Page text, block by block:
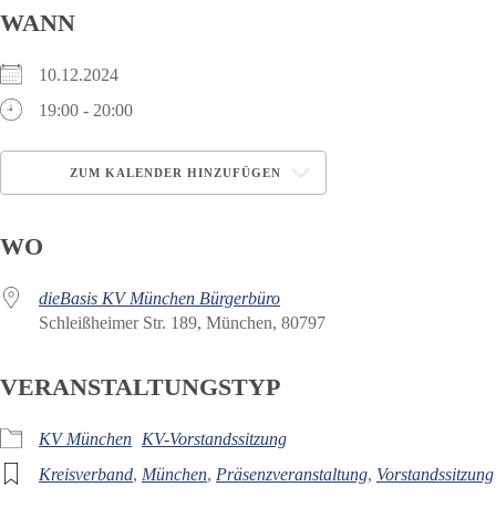
WANN
10.12.2024
19:00 - 20:00
ZUM KALENDER HINZUFÜGEN
WO
dieBasis KV München Bürgerbüro
Schleißheimer Str. 189, München, 80797
VERANSTALTUNGSTYP
KV München KV-Vorstandssitzung
Kreisverband, München, Präsenzveranstaltung, Vorstandssitzung